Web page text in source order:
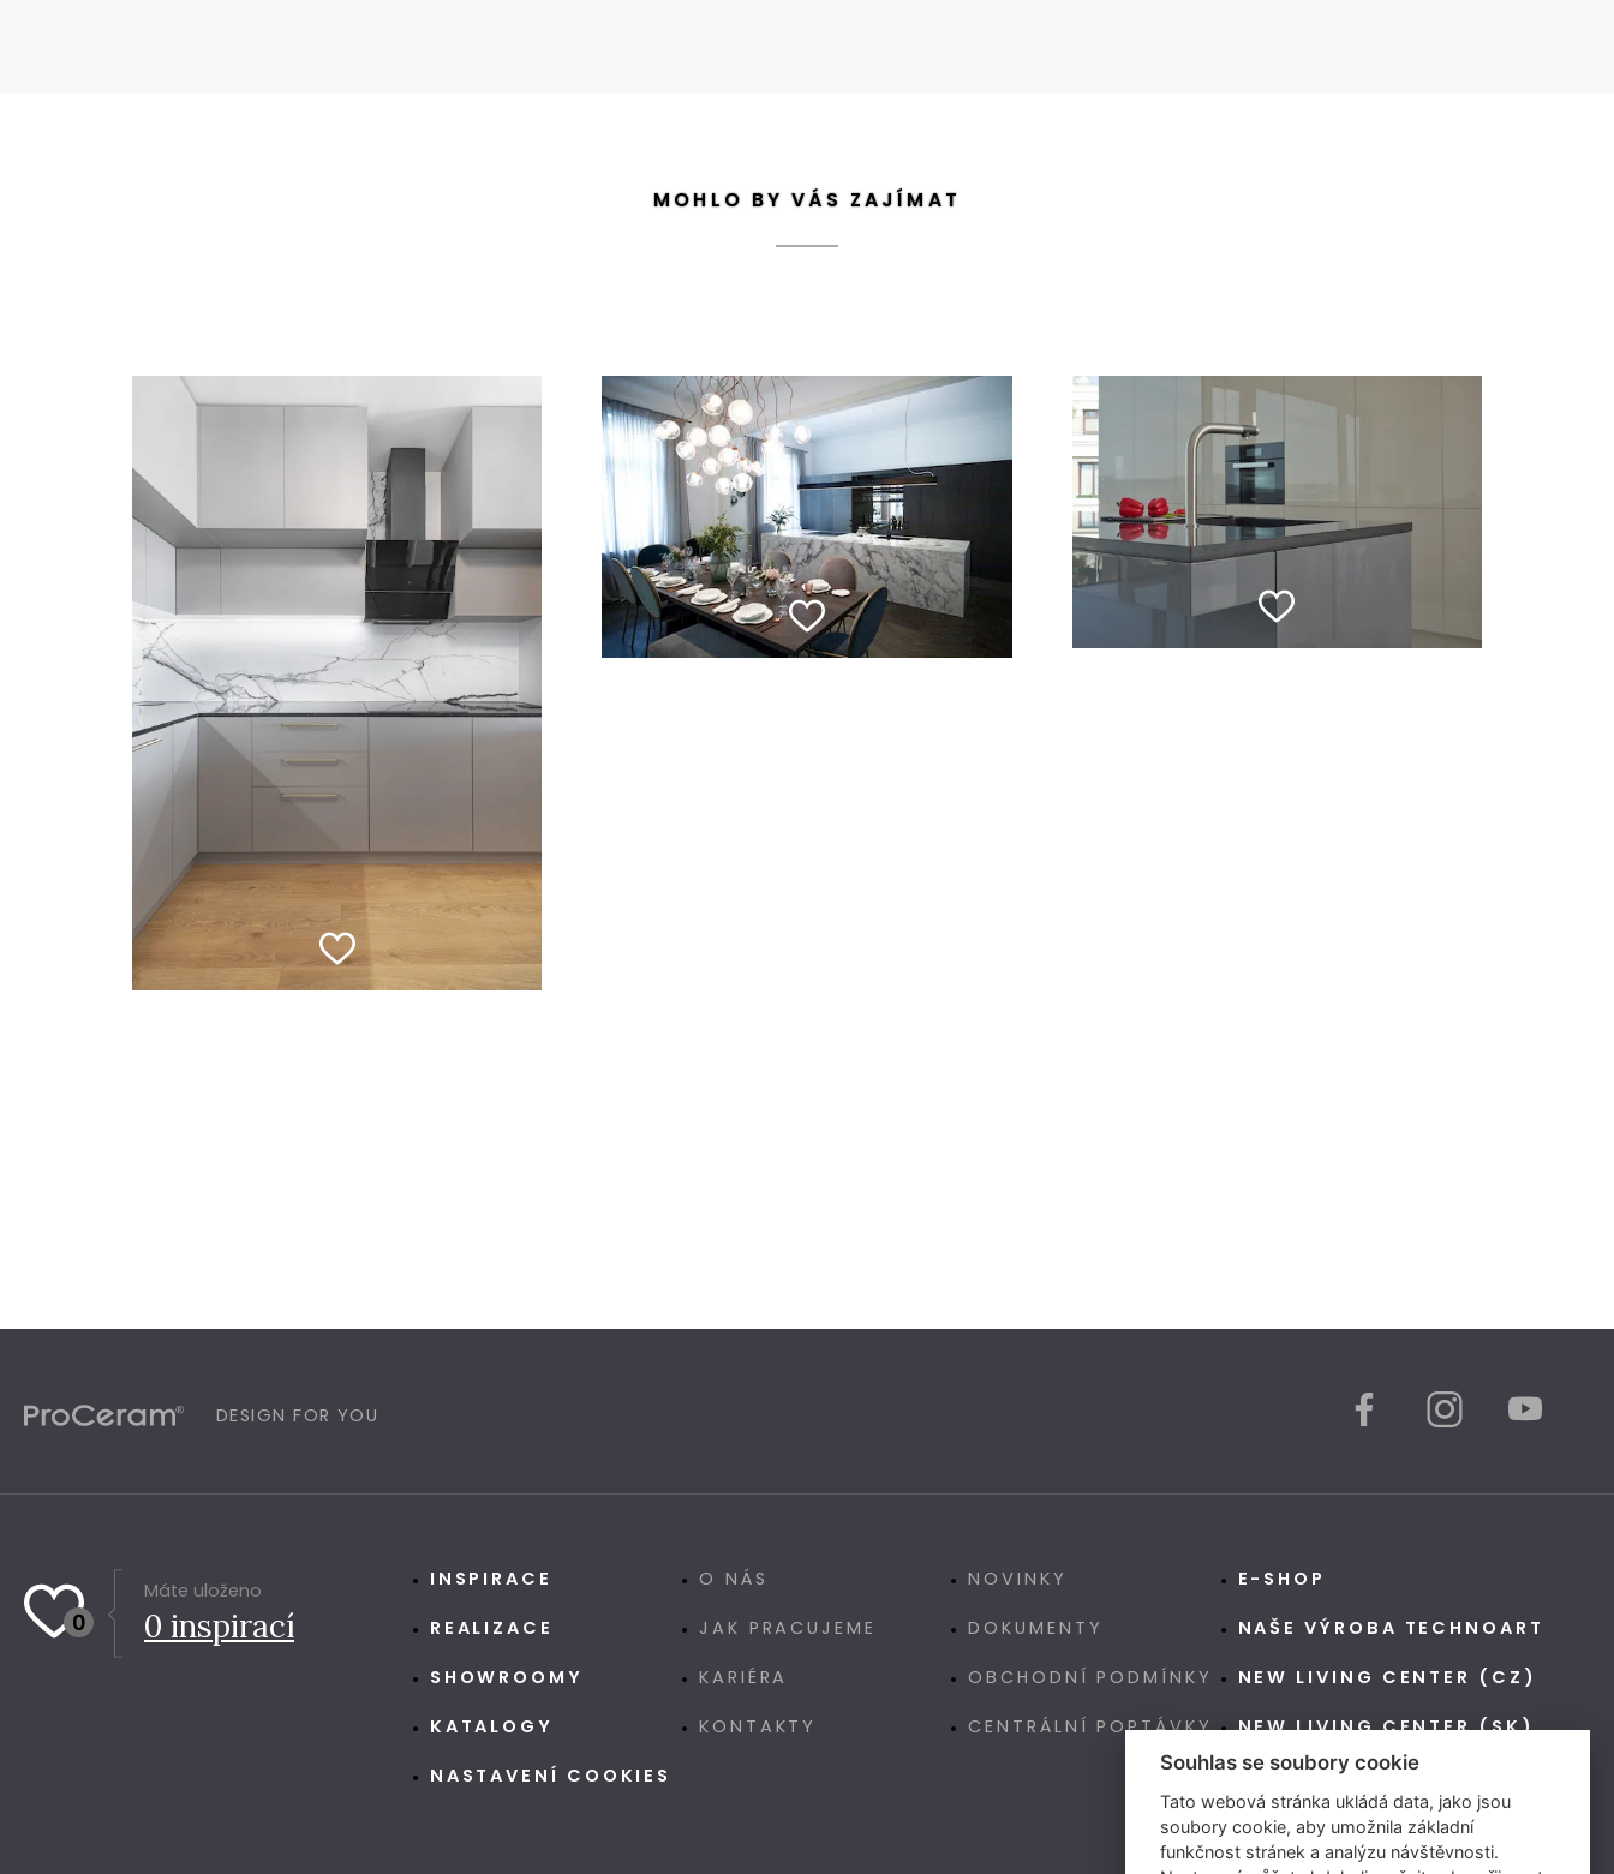
MOHLO BY VÁS ZAJÍMAT
DESIGN FOR YOU
0
Máte uloženo
0 inspirací
INSPIRACE
REALIZACE
SHOWROOMY
KATALOGY
NASTAVENÍ COOKIES
O NÁS
JAK PRACUJEME
KARIÉRA
KONTAKTY
NOVINKY
DOKUMENTY
OBCHODNÍ PODMÍNKY
CENTRÁLNÍ POPTÁVKY
E-SHOP
NAŠE VÝROBA TECHNOART
NEW LIVING CENTER (CZ)
NEW LIVING CENTER (SK)
Souhlas se soubory cookie
Tato webová stránka ukládá data, jako jsou
soubory cookie, aby umožnila základní
funkčnost stránek a analýzu návštěvnosti.